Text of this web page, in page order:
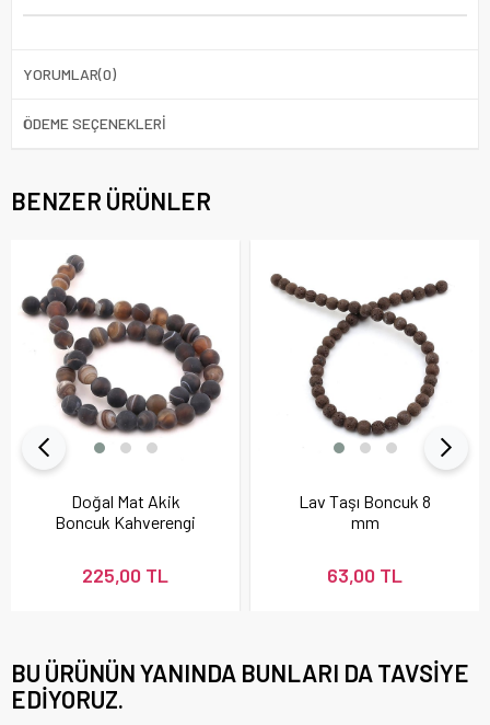
YORUMLAR(0)
ÖDEME SEÇENEKLERI
BENZER ÜRÜNLER
Doğal Mat Akik
Boncuk Kahverengi
225,00 TL
Lav Taşı Boncuk 8
mm
63,00 TL
BU ÜRÜNÜN YANINDA BUNLARI DA TAVSIYE
EDIYORUZ.